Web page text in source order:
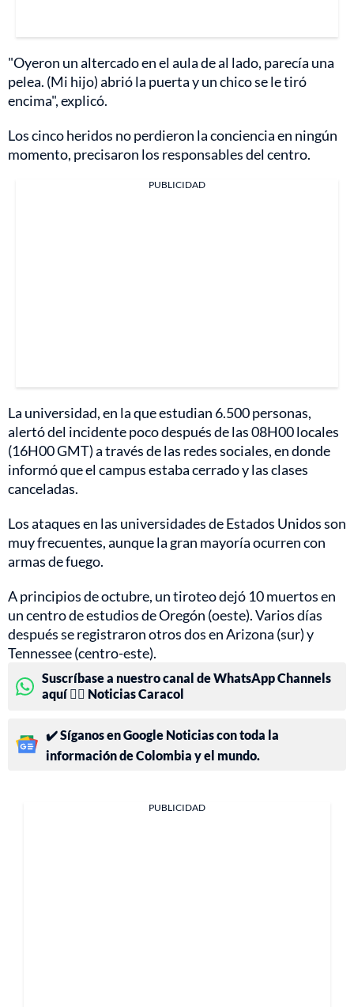
"Oyeron un altercado en el aula de al lado, parecía una
pelea. (Mi hijo) abrió la puerta y un chico se le tiró
encima", explicó.
Los cinco heridos no perdieron la conciencia en ningún
momento, precisaron los responsables del centro.
PUBLICIDAD
La universidad, en la que estudian 6.500 personas,
alertó del incidente poco después de las 08H00 locales
(16H00 GMT) a través de las redes sociales, en donde
informó que el campus estaba cerrado y las clases
canceladas.
Los ataques en las universidades de Estados Unidos son
muy frecuentes, aunque la gran mayoría ocurren con
armas de fuego.
A principios de octubre, un tiroteo dejó 10 muertos en
un centro de estudios de Oregón (oeste). Varios días
después se registraron otros dos en Arizona (sur) y
Tennessee (centro-este).
Suscríbase a nuestro canal de WhatsApp Channels
aquí 👉🏻 Noticias Caracol
✔️ Síganos en Google Noticias con toda la
información de Colombia y el mundo.
PUBLICIDAD